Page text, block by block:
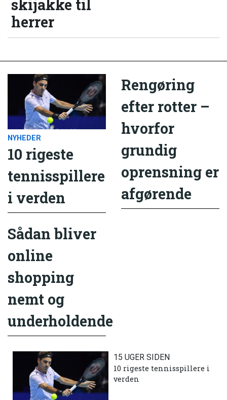
skijakke til
herrer
NYHEDER
10 rigeste
tennisspillere
i verden
Rengøring
efter rotter –
hvorfor
grundig
oprensning er
afgørende
Sådan bliver
online
shopping
nemt og
underholdende
15 UGER SIDEN
10 rigeste tennisspillere i
verden